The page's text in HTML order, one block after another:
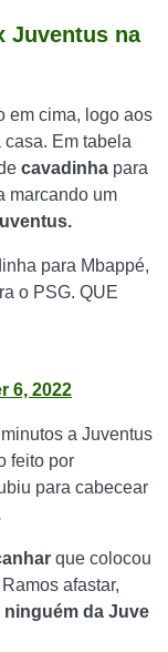
Juventus na
em cima, logo aos
casa. Em tabela
cavadinha para
marcando um
para Mbappé,
o PSG. QUE
6, 2022
a Juventus
feito por
para cabecear
que colocou
afastar,
da Juve